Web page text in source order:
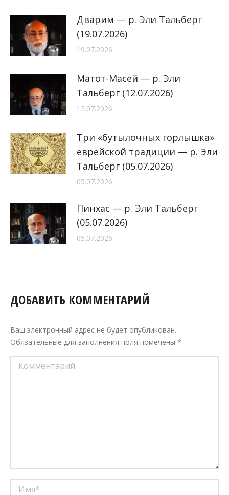
Дварим — р. Эли Тальберг
(19.07.2026)
19.07.2026
Матот-Масей — р. Эли
Тальберг (12.07.2026)
12.07.2026
Три «бутылочных горлышка»
еврейской традиции — р. Эли
Тальберг (05.07.2026)
05.07.2026
Пинхас — р. Эли Тальберг
(05.07.2026)
05.07.2026
ДОБАВИТЬ КОММЕНТАРИЙ
Ваш электронный адрес не будет опубликован.
Обязательные для заполнения поля помечены *
Комментарий
Имя *